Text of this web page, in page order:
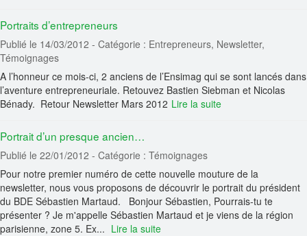
Portraits d’entrepreneurs
Publié le 14/03/2012 - Catégorie : Entrepreneurs, Newsletter,
Témoignages
A l’honneur ce mois-ci, 2 anciens de l’Ensimag qui se sont lancés dans
l’aventure entrepreneuriale. Retouvez Bastien Siebman et Nicolas
Bénady. Retour Newsletter Mars 2012 Lire la suite
Portrait d’un presque ancien…
Publié le 22/01/2012 - Catégorie : Témoignages
Pour notre premier numéro de cette nouvelle mouture de la
newsletter, nous vous proposons de découvrir le portrait du président
du BDE Sébastien Martaud. Bonjour Sébastien, Pourrais-tu te
présenter ? Je m'appelle Sébastien Martaud et je viens de la région
parisienne, zone 5. Ex... Lire la suite